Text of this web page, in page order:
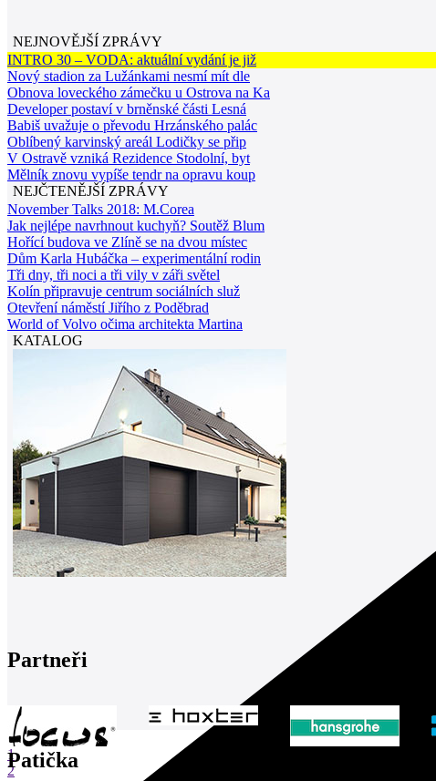
NEJNOVĚJŠÍ ZPRÁVY
INTRO 30 – VODA: aktuální vydání je již
Nový stadion za Lužánkami nesmí mít dle
Obnova loveckého zámečku u Ostrova na Ka
Developer postaví v brněnské části Lesná
Babiš uvažuje o převodu Hrzánského palác
Oblíbený karvinský areál Lodičky se přip
V Ostravě vzniká Rezidence Stodolní, byt
Mělník znovu vypíše tendr na opravu koup
NEJČTENĚJŠÍ ZPRÁVY
November Talks 2018: M.Corea
Jak nejlépe navrhnout kuchyň? Soutěž Blum
Hořící budova ve Zlíně se na dvou místec
Dům Karla Hubáčka – experimentální rodin
Tři dny, tři noci a tři vily v záři světel
Kolín připravuje centrum sociálních služ
Otevření náměstí Jiřího z Poděbrad
World of Volvo očima architekta Martina
KATALOG
Partneři
1
2
Patička